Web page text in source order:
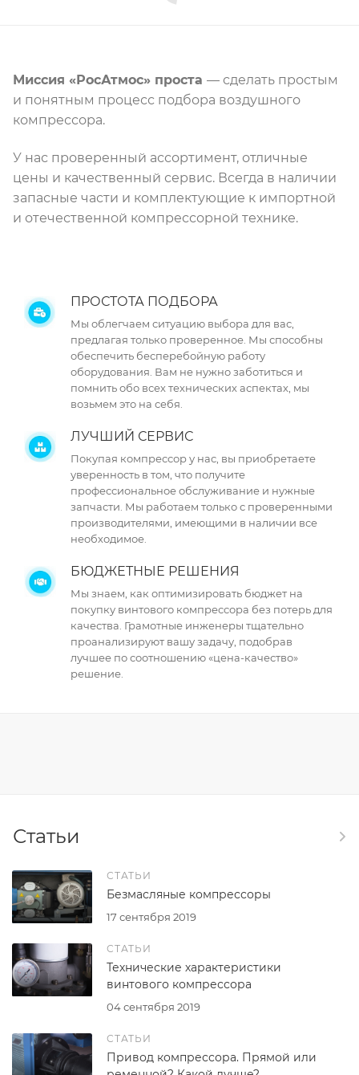
Миссия «РосАтмос» проста — сделать простым
и понятным процесс подбора воздушного
компрессора.
У нас проверенный ассортимент, отличные
цены и качественный сервис. Всегда в наличии
запасные части и комплектующие к импортной
и отечественной компрессорной технике.
ПРОСТОТА ПОДБОРА
Мы облегчаем ситуацию выбора для вас,
предлагая только проверенное. Мы способны
обеспечить бесперебойную работу
оборудования. Вам не нужно заботиться и
помнить обо всех технических аспектах, мы
возьмем это на себя.
ЛУЧШИЙ СЕРВИС
Покупая компрессор у нас, вы приобретаете
уверенность в том, что получите
профессиональное обслуживание и нужные
запчасти. Мы работаем только с проверенными
производителями, имеющими в наличии все
необходимое.
БЮДЖЕТНЫЕ РЕШЕНИЯ
Мы знаем, как оптимизировать бюджет на
покупку винтового компрессора без потерь для
качества. Грамотные инженеры тщательно
проанализируют вашу задачу, подобрав
лучшее по соотношению «цена-качество»
решение.
Статьи
СТАТЬИ
17 сентября 2019
Безмасляные компрессоры
СТАТЬИ
04 сентября 2019
Технические характеристики
винтового компрессора
СТАТЬИ
Привод компрессора. Прямой или